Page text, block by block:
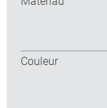
Couleur